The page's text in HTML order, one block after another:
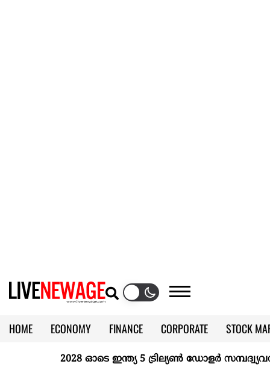
HOME ECONOMY FINANCE CORPORATE
STOCK
KERALA @70
2028 ഓടെ ഇന്ത്യ 5 ട്രില്യണ്‍ ഡോളര്‍